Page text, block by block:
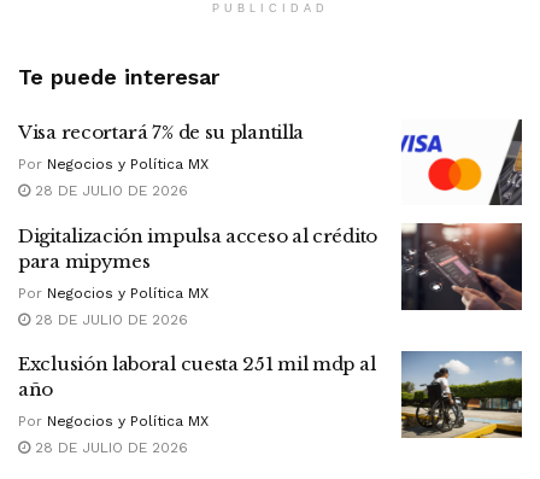
PUBLICIDAD
Te puede interesar
Visa recortará 7% de su plantilla
Por Negocios y Política MX
28 DE JULIO DE 2026
Digitalización impulsa acceso al crédito
para mipymes
Por Negocios y Política MX
28 DE JULIO DE 2026
Exclusión laboral cuesta 251 mil mdp al
año
Por Negocios y Política MX
28 DE JULIO DE 2026